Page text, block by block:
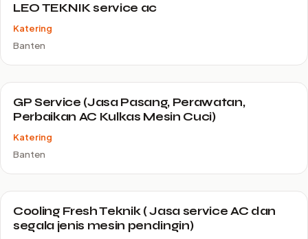
LEO TEKNIK service ac
Katering
Banten
GP Service (Jasa Pasang, Perawatan,
Perbaikan AC Kulkas Mesin Cuci)
Katering
Banten
Cooling Fresh Teknik ( Jasa service AC dan
segala jenis mesin pendingin)